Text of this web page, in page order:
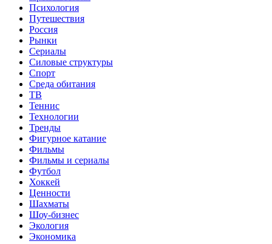
Психология
Путешествия
Россия
Рынки
Сериалы
Силовые структуры
Спорт
Среда обитания
ТВ
Теннис
Технологии
Тренды
Фигурное катание
Фильмы
Фильмы и сериалы
Футбол
Хоккей
Ценности
Шахматы
Шоу-бизнес
Экология
Экономика